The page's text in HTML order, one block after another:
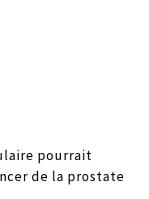
pourrait
de la prostate